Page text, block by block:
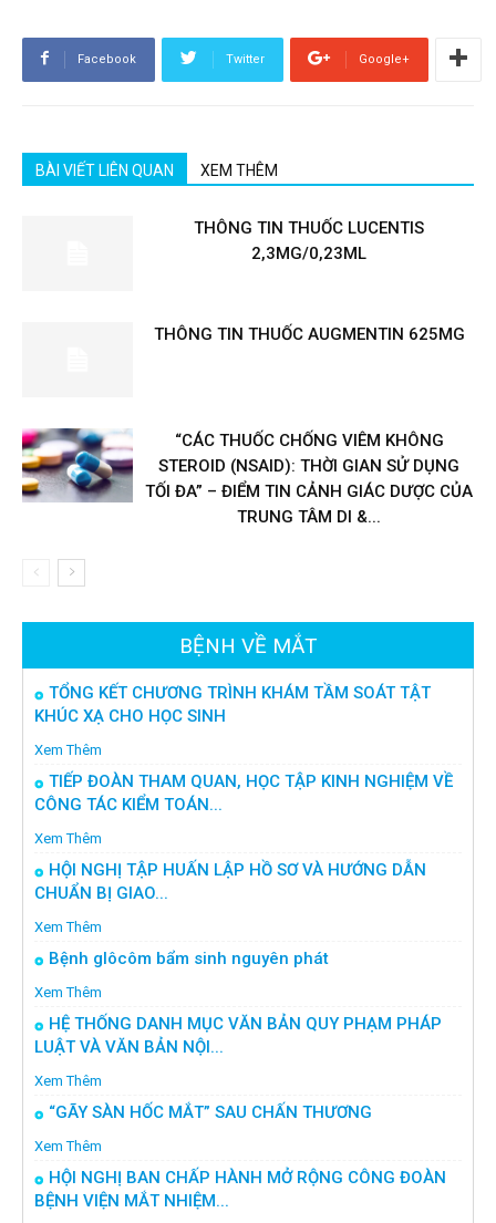
Facebook Twitter Google+
BÀI VIẾT LIÊN QUAN XEM THÊM
THÔNG TIN THUỐC LUCENTIS
2,3MG/0,23ML
THÔNG TIN THUỐC AUGMENTIN 625MG
“CÁC THUỐC CHỐNG VIÊM KHÔNG
STEROID (NSAID): THỜI GIAN SỬ DỤNG
TỐI ĐA” – ĐIỂM TIN CẢNH GIÁC DƯỢC CỦA
TRUNG TÂM DI &...
BỆNH VỀ MẮT
TỔNG KẾT CHƯƠNG TRÌNH KHÁM TẦM SOÁT TẬT
KHÚC XẠ CHO HỌC SINH
Xem Thêm
TIẾP ĐOÀN THAM QUAN, HỌC TẬP KINH NGHIỆM VỀ
CÔNG TÁC KIỂM TOÁN...
Xem Thêm
HỘI NGHỊ TẬP HUẤN LẬP HỒ SƠ VÀ HƯỚNG DẪN
CHUẨN BỊ GIAO...
Xem Thêm
Bệnh glôcôm bẩm sinh nguyên phát
Xem Thêm
HỆ THỐNG DANH MỤC VĂN BẢN QUY PHẠM PHÁP
LUẬT VÀ VĂN BẢN NỘI...
Xem Thêm
“GÃY SÀN HỐC MẮT” SAU CHẤN THƯƠNG
Xem Thêm
HỘI NGHỊ BAN CHẤP HÀNH MỞ RỘNG CÔNG ĐOÀN
BỆNH VIỆN MẮT NHIỆM...